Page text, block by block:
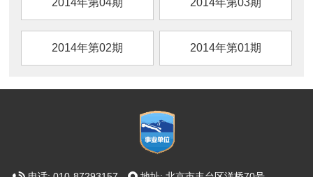
2014年第02期 2014年第01期